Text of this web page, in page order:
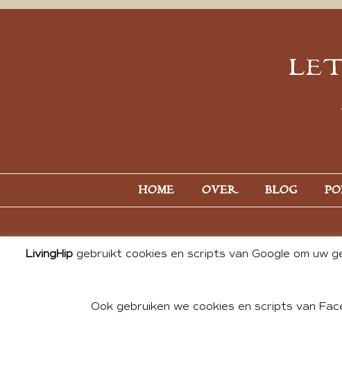
HOME OVER BLOG
© 2026 ALL PHOTOS & CONTENT BY
LivingHip gebruikt cookies en scripts van Google om uw
Ook gebruiken we cookies en scripts van